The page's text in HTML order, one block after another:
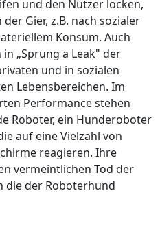
und den Nutzer locken,
Gier, z.B. nach sozialer
Konsum. Auch
in „Sprung a Leak" der
und in sozialen
Lebensbereichen. Im
Performance stehen
Roboter, ein Hunderoboter
auf eine Vielzahl von
reagieren. Ihre
vermeintlichen Tod der
die der Roboterhund